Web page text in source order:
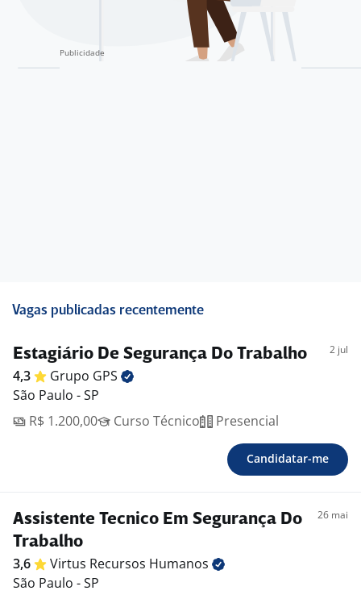
Vagas publicadas recentemente
Estagiário De Segurança Do Trabalho 2 jul
4,3 Grupo GPS
São Paulo - SP
R$ 1.200,00
Curso Técnico Presencial
Candidatar-me
Assistente Tecnico Em Segurança Do
Trabalho
26 mai
3,6 Virtus Recursos Humanos
São Paulo - SP